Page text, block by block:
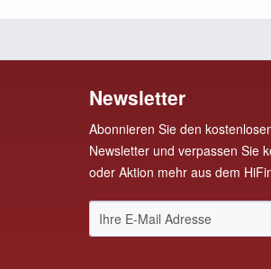
Newsletter
Abonnieren Sie den
Newsletter und verpassen Sie
oder Aktion mehr aus dem